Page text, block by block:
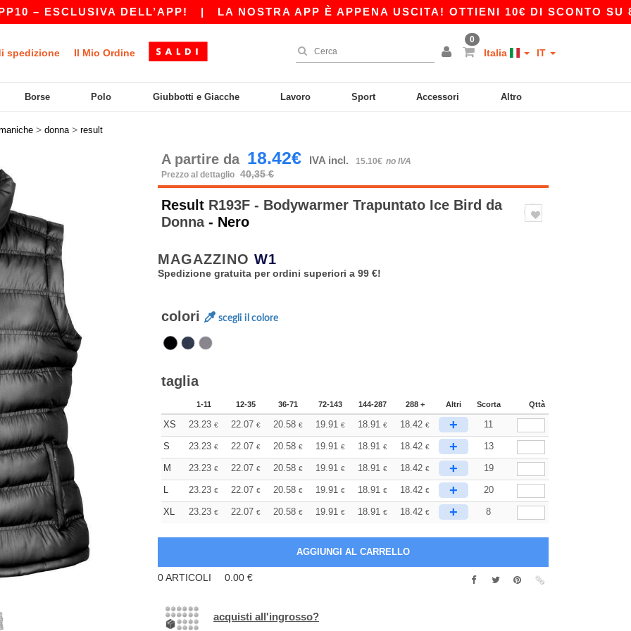
DELL’APP!|LA NOSTRA APP È APPENA USCITA! OTTIENI 10€ DI SCONTO SU 80€
spedizione Il Mio Ordine
0
Italia IT
Borse Polo Giubbotti e Giacche Lavoro Sport Accessori Altro
> donna > result
A partire da 18.42€ IVA incl. 15.10€ no IVA
Prezzo al dettaglio 40,35 €
Result R193F - Bodywarmer Trapuntato Ice Bird da
Donna - Nero
MAGAZZINO W1
Spedizione gratuita per ordini superiori a 99 €!
colori scegli il colore
taglia
1-11 12-35 36-71 72-143 144-287 288 + Altri Scorta Qttà
XS 23.23 € 22.07 € 20.58 € 19.91 € 18.91 € 18.42 € + 11
S 23.23 € 22.07 € 20.58 € 19.91 € 18.91 € 18.42 € + 13
M 23.23 € 22.07 € 20.58 € 19.91 € 18.91 € 18.42 € + 19
L 23.23 € 22.07 € 20.58 € 19.91 € 18.91 € 18.42 € + 20
XL 23.23 € 22.07 € 20.58 € 19.91 € 18.91 € 18.42 € + 8
0ARTICOLI 0.00 €
acquisti all'ingrosso?